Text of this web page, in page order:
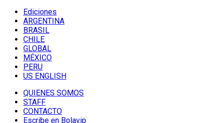
Ediciones
ARGENTINA
BRASIL
CHILE
GLOBAL
MÉXICO
PERU
US ENGLISH
QUIENES SOMOS
STAFF
CONTACTO
Escribe en Bolavip